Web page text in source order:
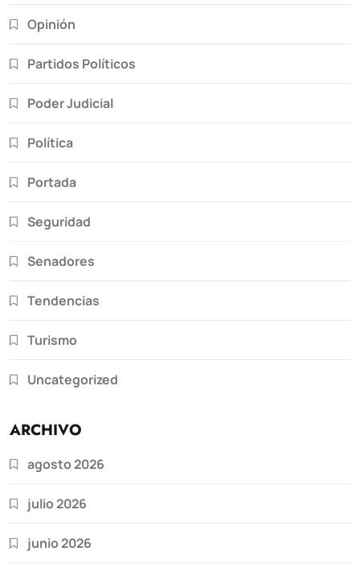
Opinión
Partidos Políticos
Poder Judicial
Política
Portada
Seguridad
Senadores
Tendencias
Turismo
Uncategorized
ARCHIVO
agosto 2026
julio 2026
junio 2026